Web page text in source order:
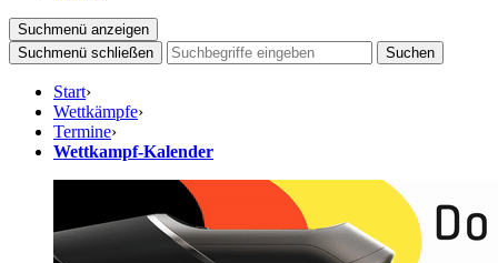
Suchmenü anzeigen
Suchmenü schließen
Suchen
Start›
Wettkämpfe›
Termine›
Wettkampf-Kalender